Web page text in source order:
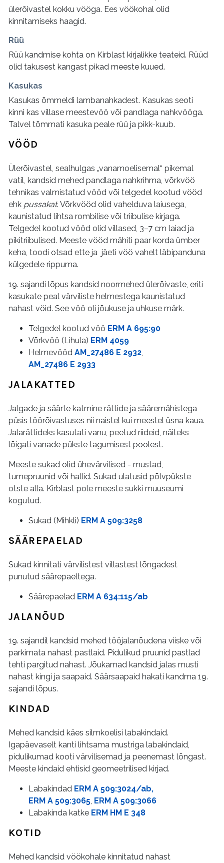
ülerõivastel kokku vööga. Ees vöökohal olid
kinnitamiseks haagid.
Rüü
Rüü kandmise kohta on Kirblast kirjalikke teateid. Rüüd
olid takusest kangast pikad meeste kuued.
Kasukas
Kasukas õmmeldi lambanahkadest. Kasukas seoti
kinni kas villase meestevöö või pandlaga nahkvööga.
Talvel tõmmati kasuka peale rüü ja pikk-kuub.
VÖÖD
Ülerõivastel, sealhulgas „vanamoelisemal“ pikemal
vatil, kandsid mehed pandlaga nahkrihma, võrkvöö
tehnikas valmistatud vööd või telgedel kootud vööd
ehk pussakat. Võrkvööd olid vahelduva laiusega,
kaunistatud lihtsa rombilise või triibulise kirjaga.
Telgedel kootud vööd olid villased, 3–7 cm laiad ja
pikitriibulised. Meeste vööd mähiti paar korda ümber
keha, toodi otsad ette ja jäeti vöö vahelt läbipanduna
külgedele rippuma.
19. sajandi lõpus kandsid noormehed ülerõivaste, eriti
kasukate peal värviliste helmestega kaunistatud
nahast vöid. See vöö oli jõukuse ja uhkuse märk.
Telgedel kootud vöö ERM A 695:90
Võrkvöö (Lihula) ERM 4059
Helmevööd AM_27486 E 2932
AM_27486 E 2933
JALAKATTED
Jalgade ja säärte katmine rättide ja sääremähistega
püsis töörõivastuses nii naistel kui meestel üsna kaua.
Jalarättideks kasutati vanu, peetud riideid, näiteks
lõigati vanade pükste tagumisest poolest.
Meeste sukad olid ühevärvilised - mustad,
tumepruunid või hallid. Sukad ulatusid põlvpükste
otste alla. Kirblast pole meeste sukki muuseumi
kogutud.
Sukad (Mihkli) ERM A 509:3258
SÄÄREPAELAD
Sukad kinnitati värvilistest villastest lõngadest
punutud säärepaeltega.
Säärepaelad ERM A 634:115/ab
JALANÕUD
19. sajandil kandsid mehed tööjalanõudena viiske või
parkimata nahast pastlaid. Pidulikud pruunid pastlad
tehti pargitud nahast. Jõukamad kandsid jalas musti
nahast kingi ja saapaid. Säärsaapaid hakati kandma 19.
sajandi lõpus.
KINDAD
Mehed kandsid käes silmkoelisi labakindaid.
Igapäevaselt kanti lihtsama mustriga labakindaid,
pidulikumad kooti värvilisemad ja peenemast lõngast.
Meeste kindaid ehtisid geomeetrilised kirjad.
Labakindad ERM A 509:3024/ab,
ERM A 509:3065 ERM A 509:3066
Labakinda katke ERM HM E 348
KOTID
Mehed kandsid vöökohale kinnitatud nahast